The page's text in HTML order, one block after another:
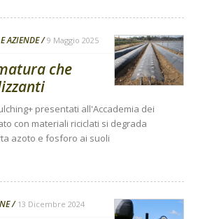
AZIENDE 9 Maggio 2025
che
presentati all'Accademia dei
con materiali riciclati si degrada
azoto e fosforo ai suoli
13 Dicembre 2024